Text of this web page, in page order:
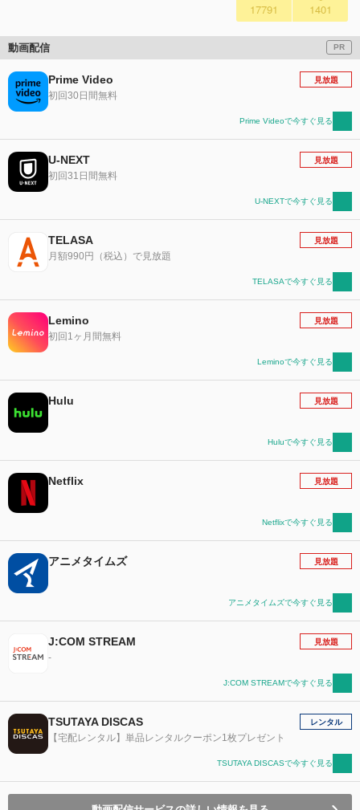
17791 1401
動画配信 PR
Prime Video
初回30日間無料
見放題
Prime Videoで今すぐ見る
U-NEXT
初回31日間無料
見放題
U-NEXTで今すぐ見る
TELASA
月額990円（税込）で見放題
見放題
TELASAで今すぐ見る
Lemino
初回1ヶ月間無料
見放題
Leminoで今すぐ見る
Hulu 見放題
Huluで今すぐ見る
Netflix 見放題
Netflixで今すぐ見る
アニメタイムズ 見放題
アニメタイムズで今すぐ見る
J:COM STREAM
-
見放題
J:COM STREAMで今すぐ見る
TSUTAYA DISCAS
【宅配レンタル】単品レンタルクーポン1枚プレゼント
レンタル
TSUTAYA DISCASで今すぐ見る